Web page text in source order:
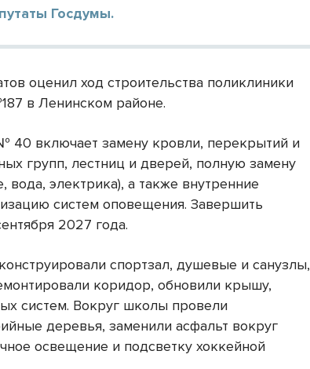
Госдумы.
оценил ход строительства поликлиники
в Ленинском районе.
включает замену кровли, перекрытий и
групп, лестниц и дверей, полную замену
вода, электрика), а также внутренние
систем оповещения. Завершить
2027 года.
спортзал, душевые и санузлы,
коридор, обновили крышу,
систем. Вокруг школы провели
деревья, заменили асфальт вокруг
освещение и подсветку хоккейной